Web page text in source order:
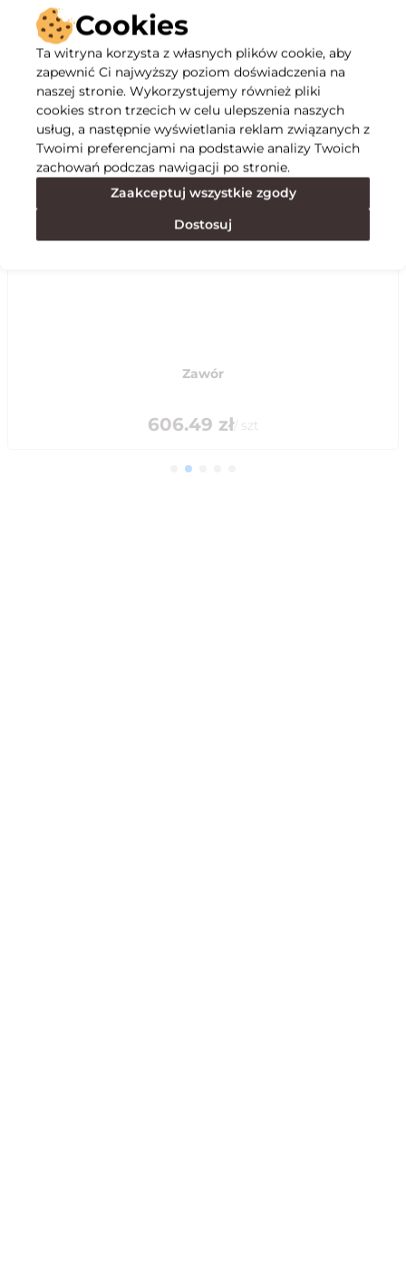
Opis
Specyfikacja
Polecane
Zawór
606.49 zł/ szt
Cookies
Ta witryna korzysta z własnych plików cookie, aby
zapewnić Ci najwyższy poziom doświadczenia na
naszej stronie. Wykorzystujemy również pliki
cookies stron trzecich w celu ulepszenia naszych
usług, a następnie wyświetlania reklam związanych z
Twoimi preferencjami na podstawie analizy Twoich
zachowań podczas nawigacji po stronie.
Zaakceptuj wszystkie zgody
Dostosuj